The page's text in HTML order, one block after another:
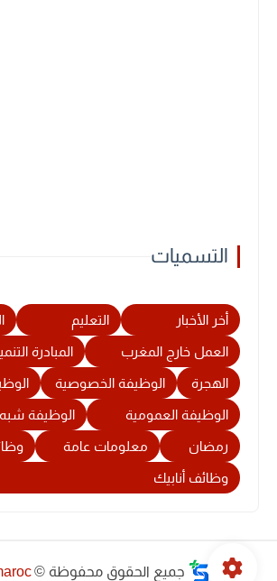
التسميات
أخر الأخبار التعليم
العمل خارج المغرب المبادرة
الهجرة الوظيفة الخصوصية
الوظيفة العمومية الوظيفة
رمضان معلومات عامة
وظائف أنابيك
جميع الحقوق محفوظة ©